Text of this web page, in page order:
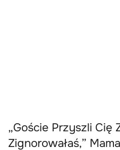
„Goście Przyszli Cię
Zignorowałaś,”